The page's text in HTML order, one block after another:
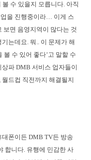
수 있을지 모릅니다. 아직
을 진행중이라… 이게 스
보면 음영지역이 많다는 것
는데요. 뭐.. 이 문제가 해
볼 수 있어 좋다’고 말할 수
파 DMB 서비스 업자들이
드컵 직전까지 해결될지
폰이든 DMB TV든 방송
합니다. 유행에 민감한 사